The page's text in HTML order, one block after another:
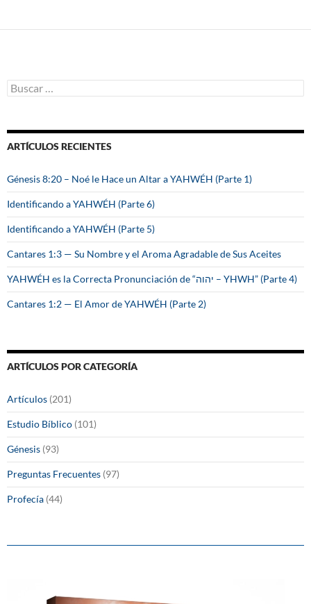
B
u
a
r
ARTÍCULOS RECIENTES
Génesis 8:20 – Noé le Hace un Altar a YAHWÉH (Parte 1)
Identificando a YAHWÉH (Parte 6)
Identificando a YAHWÉH (Parte 5)
Cantares 1:3 — Su Nombre y el Aroma Agradable de Sus Aceites
YAHWÉH es la Correcta Pronunciación de “יהוה – YHWH” (Parte 4)
Cantares 1:2 — El Amor de YAHWÉH (Parte 2)
ARTÍCULOS POR CATEGORÍA
Artículos (201)
Estudio Bíblico (101)
Génesis (93)
Preguntas Frecuentes (97)
Profecía (44)